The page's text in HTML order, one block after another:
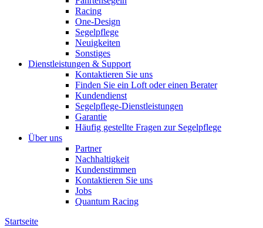
Racing
One-Design
Segelpflege
Neuigkeiten
Sonstiges
Dienstleistungen & Support
Kontaktieren Sie uns
Finden Sie ein Loft oder einen Berater
Kundendienst
Segelpflege-Dienstleistungen
Garantie
Häufig gestellte Fragen zur Segelpflege
Über uns
Partner
Nachhaltigkeit
Kundenstimmen
Kontaktieren Sie uns
Jobs
Quantum Racing
Startseite